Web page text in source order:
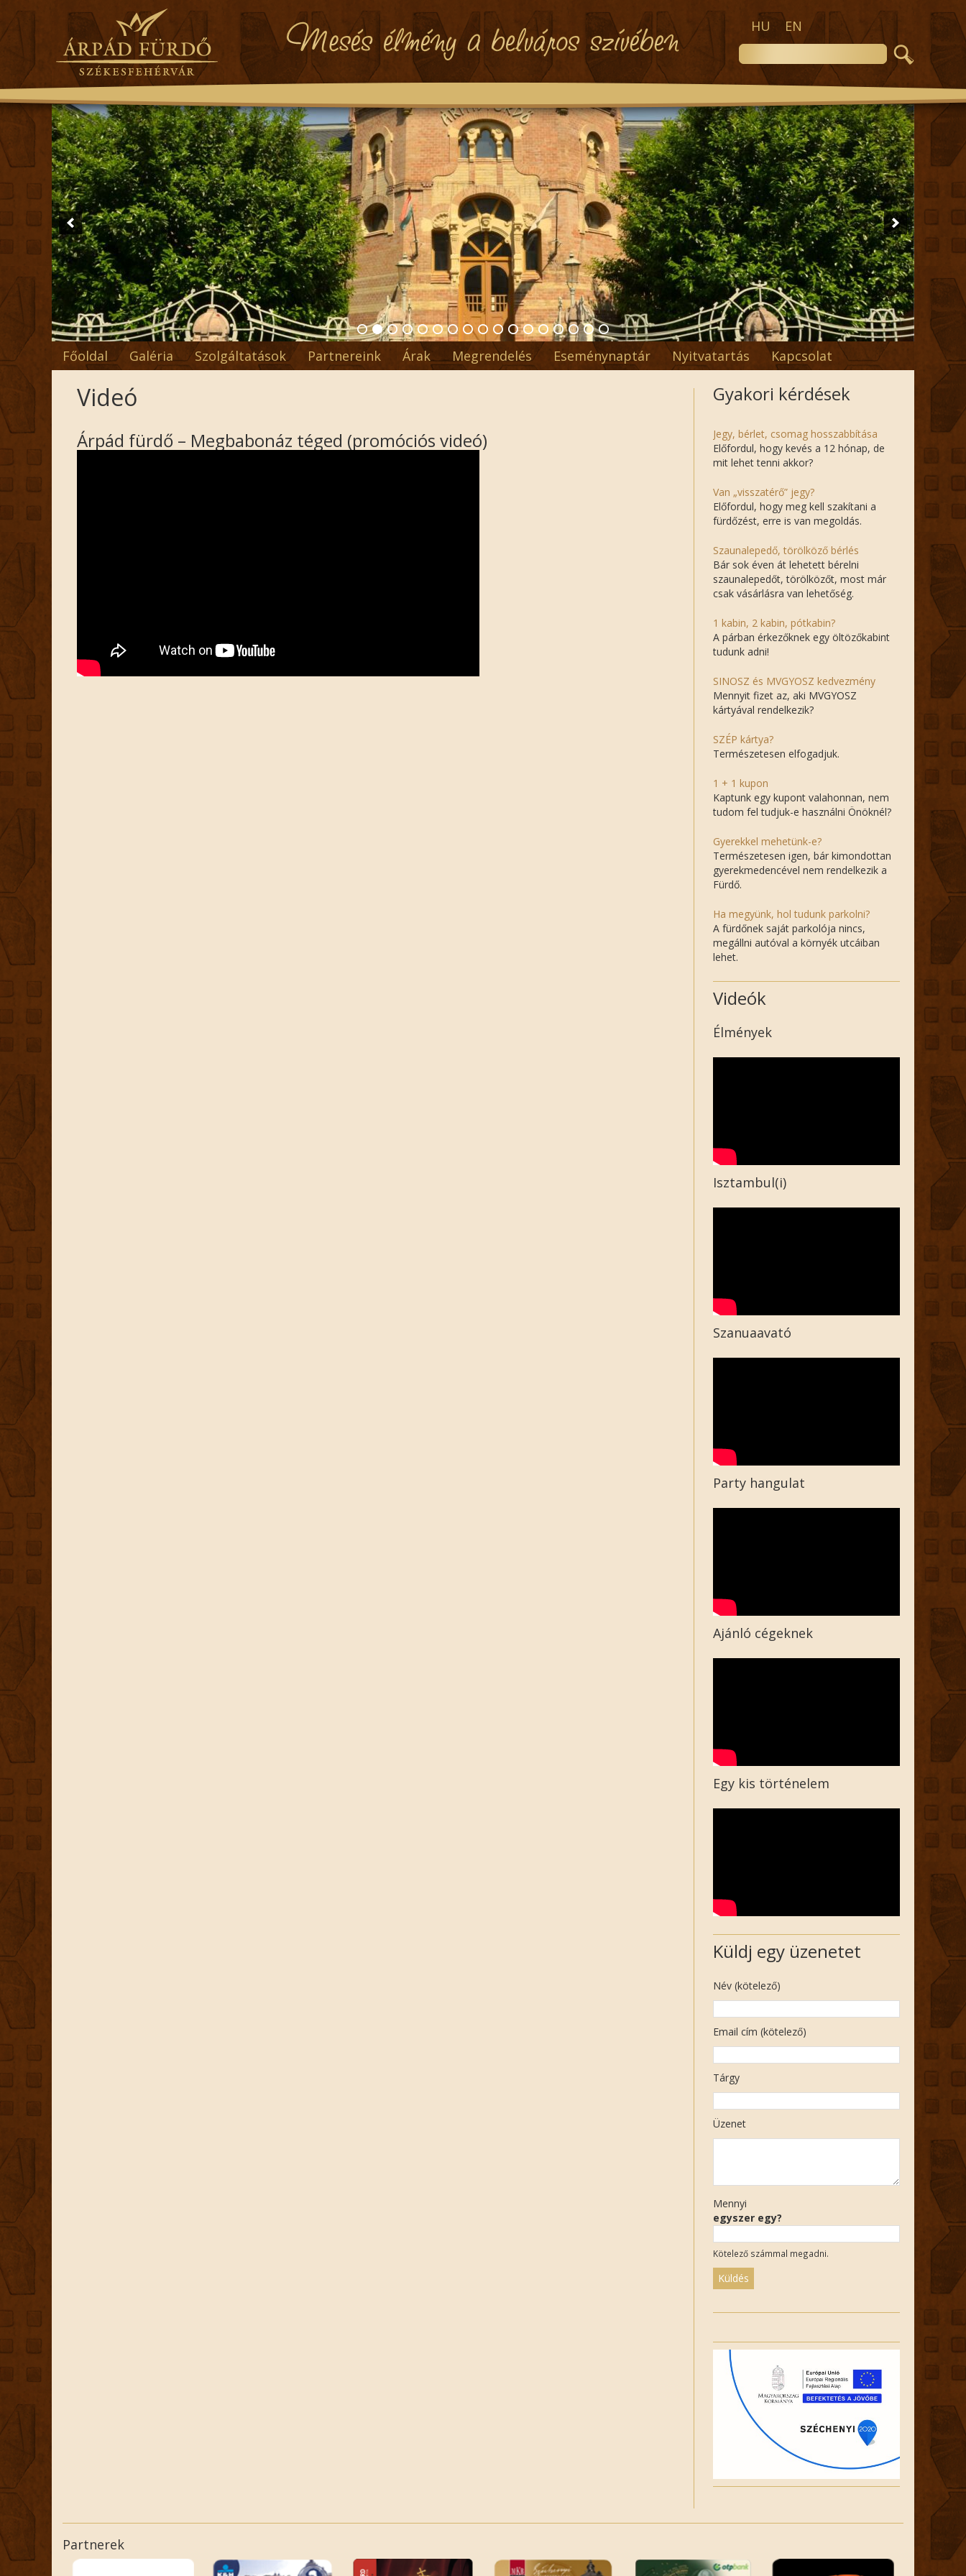
HU EN
Főoldal Galéria Szolgáltatások Partnereink Árak Megrendelés Eseménynaptár Nyitvatartás Kapcsolat
Videó
Árpád fürdő – Megbabonáz téged (promóciós videó)
Gyakori kérdések
Jegy, bérlet, csomag hosszabbítása
Előfordul, hogy kevés a 12 hónap, de
mit lehet tenni akkor?
Van „visszatérő” jegy?
Előfordul, hogy meg kell szakítani a
fürdőzést, erre is van megoldás.
Szaunalepedő, törölköző bérlés
Bár sok éven át lehetett bérelni
szaunalepedőt, törölközőt, most már
csak vásárlásra van lehetőség.
1 kabin, 2 kabin, pótkabin?
A párban érkezőknek egy öltözőkabint
tudunk adni!
SINOSZ és MVGYOSZ kedvezmény
Mennyit fizet az, aki MVGYOSZ
kártyával rendelkezik?
SZÉP kártya?
Természetesen elfogadjuk.
1 + 1 kupon
Kaptunk egy kupont valahonnan, nem
tudom fel tudjuk-e használni Önöknél?
Gyerekkel mehetünk-e?
Természetesen igen, bár kimondottan
gyerekmedencével nem rendelkezik a
Fürdő.
Ha megyünk, hol tudunk parkolni?
A fürdőnek saját parkolója nincs,
megállni autóval a környék utcáiban
lehet.
Videók
Élmények
Isztambul(i)
Szanuaavató
Party hangulat
Ajánló cégeknek
Egy kis történelem
Küldj egy üzenetet
Név (kötelező)
Email cím (kötelező)
Tárgy
Üzenet
Mennyi
egyszer egy?
Kötelező számmal megadni.
field
empty.
Partnerek